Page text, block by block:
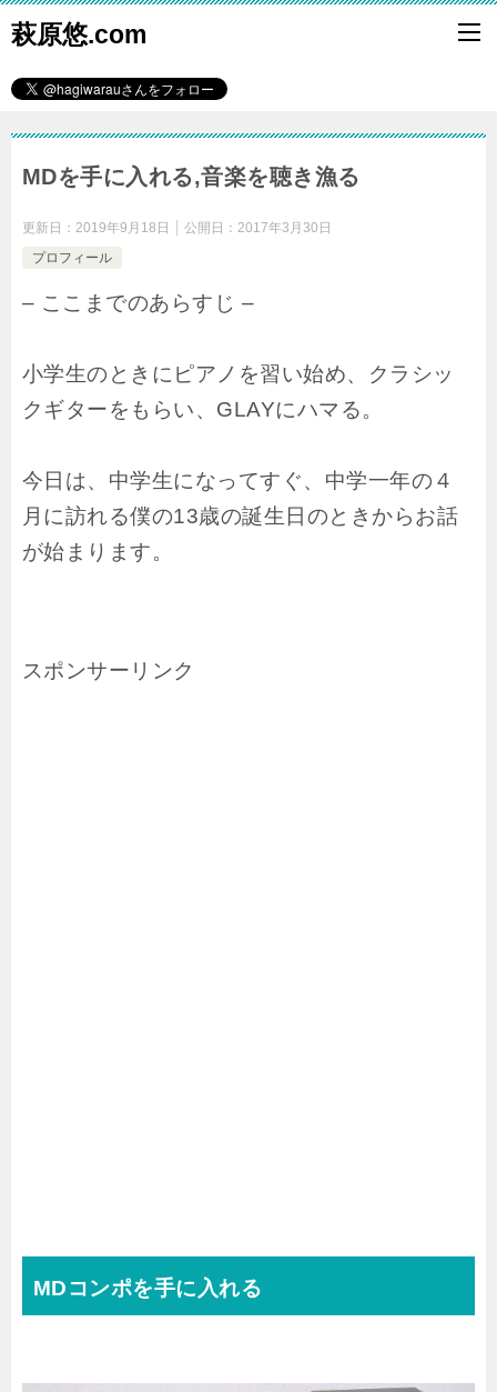
萩原悠.com
MDを手に入れる,音楽を聴き漁る
更新日： 2019年9月18日 公開日： 2017年3月30日
プロフィール
– ここまでのあらすじ –
小学生のときにピアノを習い始め、クラシッ
クギターをもらい、GLAYにハマる。
今日は、中学生になってすぐ、中学一年の４
月に訪れる僕の13歳の誕生日のときからお話
が始まります。
スポンサーリンク
MDコンポを手に入れる